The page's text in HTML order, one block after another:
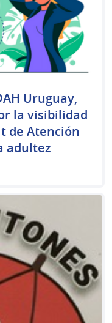
Uruguay,
la visibilidad
de Atención
adultez